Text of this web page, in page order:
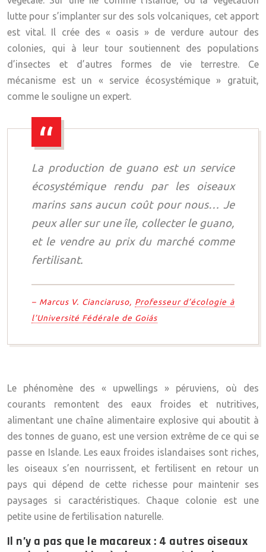
lutte pour s’implanter sur des sols volcaniques, cet apport
est vital. Il crée des « oasis » de verdure autour des
colonies, qui à leur tour soutiennent des populations
d’insectes et d’autres formes de vie terrestre. Ce
mécanisme est un « service écosystémique » gratuit,
comme le souligne un expert.
La production de guano est un service
écosystémique rendu par les oiseaux
marins sans aucun coût pour nous… Je
peux aller sur une île, collecter le guano,
et le vendre au prix du marché comme
fertilisant.
– Marcus V. Cianciaruso, Professeur d’écologie à
l’Université Fédérale de Goiás
Le phénomène des « upwellings » péruviens, où des
courants remontent des eaux froides et nutritives,
alimentant une chaîne alimentaire explosive qui aboutit à
des tonnes de guano, est une version extrême de ce qui se
passe en Islande. Les eaux froides islandaises sont riches,
les oiseaux s’en nourrissent, et fertilisent en retour un
pays qui dépend de cette richesse pour maintenir ses
paysages si caractéristiques. Chaque colonie est une
petite usine de fertilisation naturelle.
Il n’y a pas que le macareux : 4 autres oiseaux